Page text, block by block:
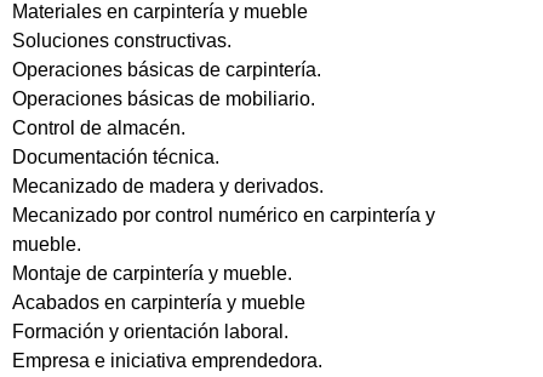
Materiales en carpintería y mueble
Soluciones constructivas.
Operaciones básicas de carpintería.
Operaciones básicas de mobiliario.
Control de almacén.
Documentación técnica.
Mecanizado de madera y derivados.
Mecanizado por control numérico en carpintería y
mueble.
Montaje de carpintería y mueble.
Acabados en carpintería y mueble
Formación y orientación laboral.
Empresa e iniciativa emprendedora.